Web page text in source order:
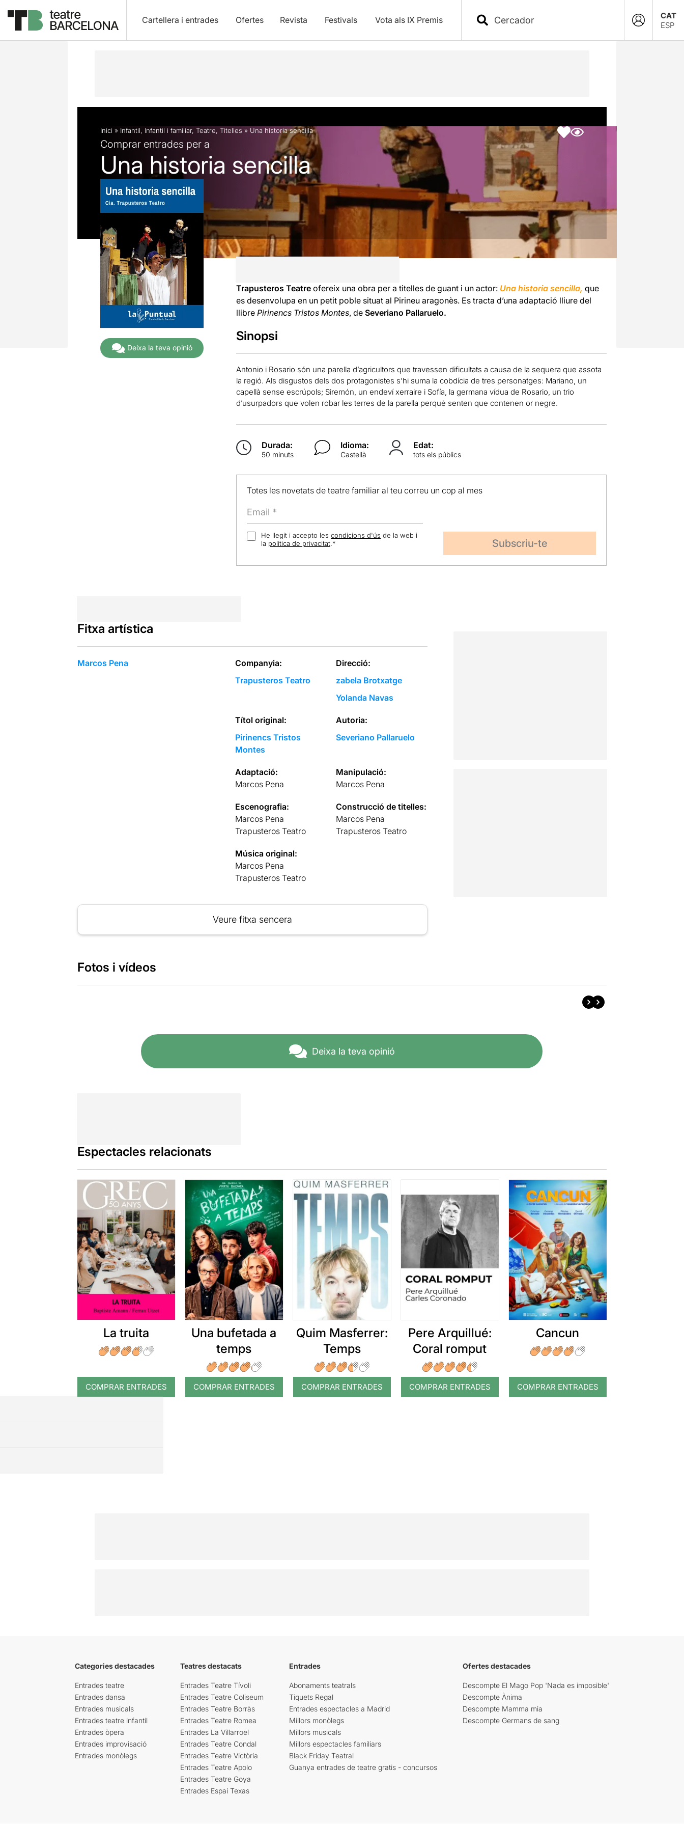
Cartellera i entrades Ofertes Revista Festivals Vota als IX Premis
CAT
ESP
Descripció Fitxa artística Fotos i vídeos
Inici » Infantil, Infantil i familiar, Teatre, Titelles » Una historia sencilla
Comprar entrades per a
Una historia sencilla
Deixa la teva opinió
Trapusteros Teatreofereix una obra per a titelles de guant i un actor: Una historia sencilla, que
es desenvolupa en un petit poble situat al Pirineu aragonès. Es tracta d’una adaptació lliure del
llibre Pirinencs Tristos Montes, de Severiano Pallaruelo.
Sinopsi
Antonio i Rosario són una parella d’agricultors que travessen dificultats a causa de la sequera que assota
la regió. Als disgustos dels dos protagonistes s’hi suma la cobdícia de tres personatges: Mariano, un
capellà sense escrúpols; Siremón, un endeví xerraire i Sofía, la germana vídua de Rosario, un trio
d’usurpadors que volen robar les terres de la parella perquè senten que contenen or negre.
Durada:
50 minuts
Idioma:
Castellà
Edat:
tots els públics
Totes les novetats de teatre familiar al teu correu un cop al mes
He llegit i accepto les condicions d'ús de la web i
la política de privacitat.*
Fitxa artística
Marcos Pena
Companyia:
Trapusteros Teatro
Direcció:
zabela Brotxatge
Yolanda Navas
Títol original:
Pirinencs Tristos
Montes
Autoria:
Severiano Pallaruelo
Adaptació:
Marcos Pena
Manipulació:
Marcos Pena
Escenografia:
Marcos Pena
Trapusteros Teatro
Construcció de titelles:
Marcos Pena
Trapusteros Teatro
Música original:
Marcos Pena
Trapusteros Teatro
Veure fitxa sencera
Fotos i vídeos
Deixa la teva opinió
Espectacles relacionats
La truita
COMPRAR ENTRADES
Una bufetada a
temps
COMPRAR ENTRADES
Quim Masferrer:
Temps
COMPRAR ENTRADES
Pere Arquillué:
Coral romput
COMPRAR ENTRADES
Cancun
COMPRAR ENTRADES
Categories destacades
Entrades teatre
Entrades dansa
Entrades musicals
Entrades teatre infantil
Entrades òpera
Entrades improvisació
Entrades monòlegs
Teatres destacats
Entrades Teatre Tívoli
Entrades Teatre Coliseum
Entrades Teatre Borràs
Entrades Teatre Romea
Entrades La Villarroel
Entrades Teatre Condal
Entrades Teatre Victòria
Entrades Teatre Apolo
Entrades Teatre Goya
Entrades Espai Texas
Entrades
Abonaments teatrals
Tiquets Regal
Entrades espectacles a Madrid
Millors monòlegs
Millors musicals
Millors espectacles familiars
Black Friday Teatral
Guanya entrades de teatre gratis - concursos
Ofertes destacades
Descompte El Mago Pop 'Nada es imposible'
Descompte Ànima
Descompte Mamma mia
Descompte Germans de sang